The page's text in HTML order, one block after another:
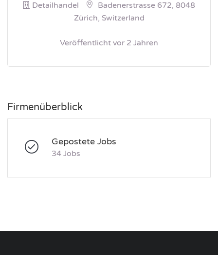
Detailhandel
Badenerstrasse 672, 8048
Zürich, Switzerland
Veröffentlicht vor 2 Jahren
Firmenüberblick
Gepostete Jobs
34 Jobs